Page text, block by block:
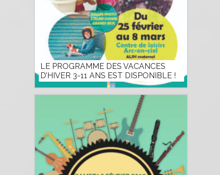
LE PROGRAMME DES VACANCES
D’HIVER 3-11 ANS EST DISPONIBLE !